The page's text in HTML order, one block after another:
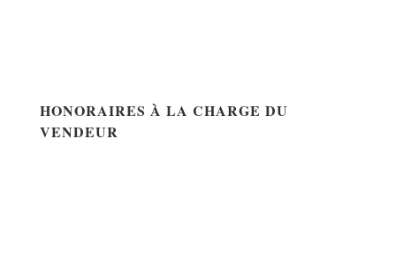
HONORAIRES À LA CHARGE DU
VENDEUR